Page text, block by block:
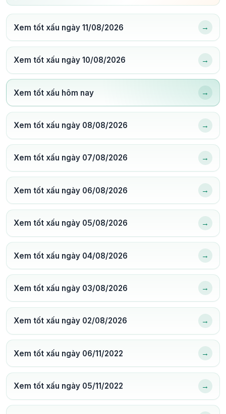
Xem tốt xấu ngày 11/08/2026 →
Xem tốt xấu ngày 10/08/2026 →
Xem tốt xấu hôm nay →
Xem tốt xấu ngày 08/08/2026 →
Xem tốt xấu ngày 07/08/2026 →
Xem tốt xấu ngày 06/08/2026 →
Xem tốt xấu ngày 05/08/2026 →
Xem tốt xấu ngày 04/08/2026 →
Xem tốt xấu ngày 03/08/2026 →
Xem tốt xấu ngày 02/08/2026 →
Xem tốt xấu ngày 06/11/2022 →
Xem tốt xấu ngày 05/11/2022 →